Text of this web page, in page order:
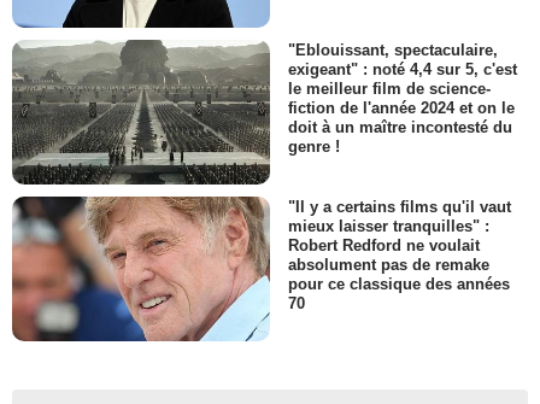
"Eblouissant, spectaculaire,
exigeant" : noté 4,4 sur 5, c'est
le meilleur film de science-
fiction de l'année 2024 et on le
doit à un maître incontesté du
genre !
"Il y a certains films qu'il vaut
mieux laisser tranquilles" :
Robert Redford ne voulait
absolument pas de remake
pour ce classique des années
70